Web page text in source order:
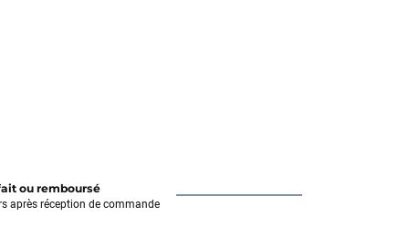
ou remboursé
après réception de commande